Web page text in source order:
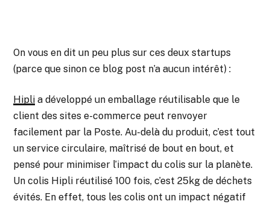
On vous en dit un peu plus sur ces deux startups
(parce que sinon ce blog post n’a aucun intérêt) :
Hipli a développé un emballage réutilisable que le
client des sites e-commerce peut renvoyer
facilement par la Poste. Au-delà du produit, c’est tout
un service circulaire, maîtrisé de bout en bout, et
pensé pour minimiser l’impact du colis sur la planète.
Un colis Hipli réutilisé 100 fois, c’est 25kg de déchets
évités. En effet, tous les colis ont un impact négatif